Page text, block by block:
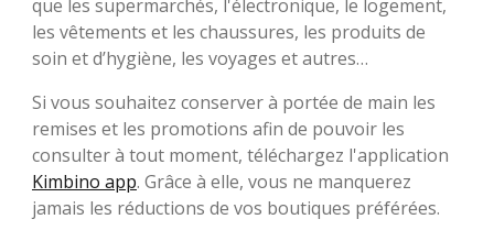
que les supermarchés, l'électronique, le logement,
les vêtements et les chaussures, les produits de
soin et d’hygiène, les voyages et autres…
Si vous souhaitez conserver à portée de main les
remises et les promotions afin de pouvoir les
consulter à tout moment, téléchargez l'application
Kimbino app. Grâce à elle, vous ne manquerez
jamais les réductions de vos boutiques préférées.